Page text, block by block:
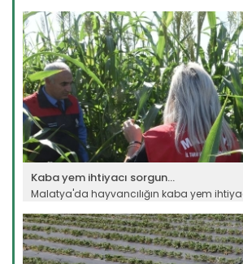
Devamını Oku ->
Kaba yem ihtiyacı sorgun...
Malatya'da hayvancılığın kaba yem
Devamını Oku ->